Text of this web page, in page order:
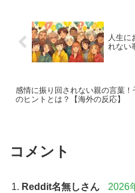
人生に
れない
感情に振り回されない親の言葉！
のヒントとは？【海外の反応】
コメント
Reddit名無しさん
2026